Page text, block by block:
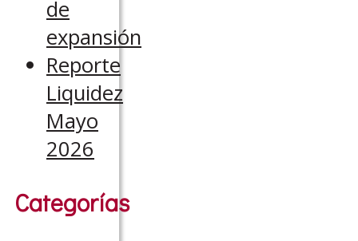
de
expansión
Reporte
Liquidez
Mayo
2026
Categorías